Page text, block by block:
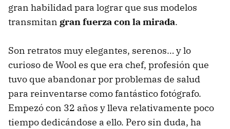
gran habilidad para lograr que sus modelos
transmitan gran fuerza con la mirada.
Son retratos muy elegantes, serenos… y lo
curioso de Wool es que era chef, profesión que
tuvo que abandonar por problemas de salud
para reinventarse como fantástico fotógrafo.
Empezó con 32 años y lleva relativamente poco
tiempo dedicándose a ello. Pero sin duda, ha